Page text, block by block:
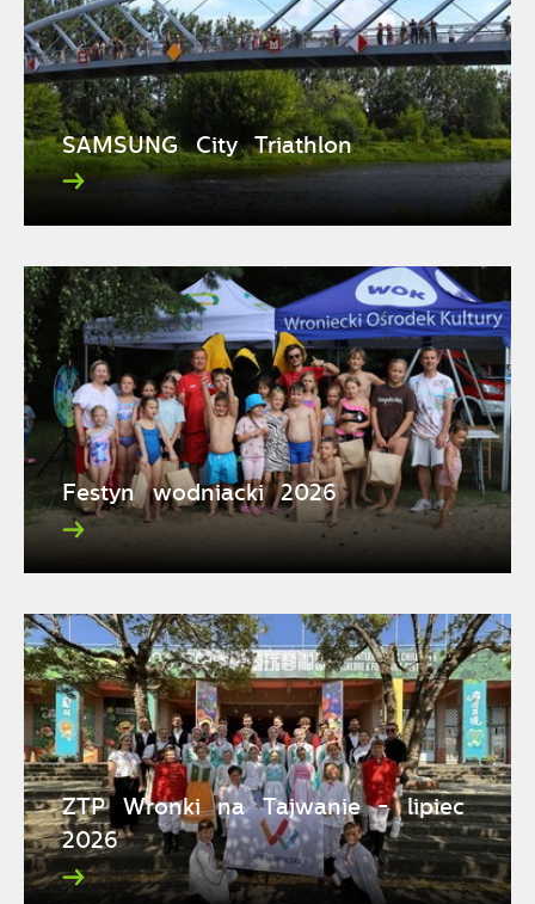
SAMSUNG City Triathlon
Festyn wodniacki 2026
ZTP Wronki na Tajwanie - lipiec
2026